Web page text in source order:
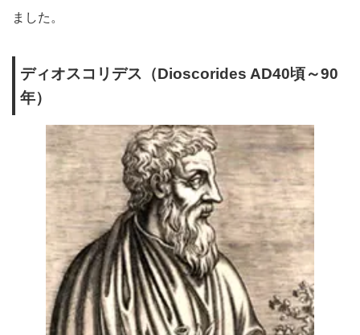
ました。
ディオスコリデス（Dioscorides AD40頃～90
年）